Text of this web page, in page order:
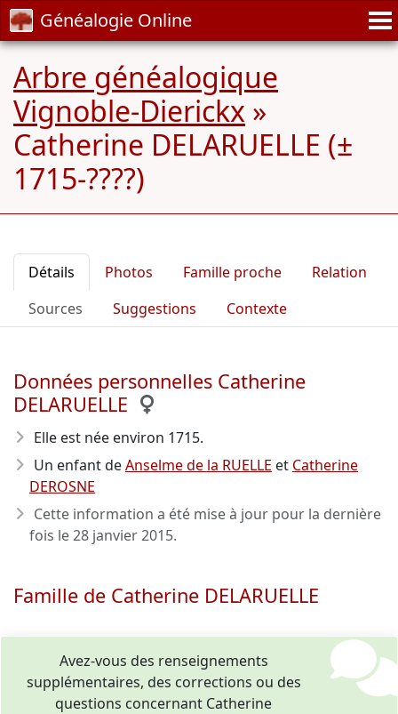
Généalogie Online
Arbre généalogique
Vignoble-Dierickx »
Catherine DELARUELLE (±
1715-????)
Détails Photos Famille proche
Relation
Sources
Suggestions Contexte
Données personnelles Catherine
DELARUELLE
Elle est née environ 1715.
Un enfant deAnselme de la RUELLE et Catherine
DEROSNE
Cette information a été mise à jour pour la dernière
fois le28 janvier 2015.
Famille de Catherine DELARUELLE
Avez-vous des renseignements
supplémentaires, des corrections ou des
questions concernant Catherine